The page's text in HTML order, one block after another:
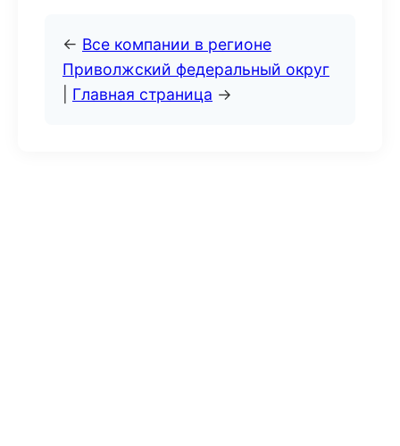
← Все компании в регионе
Приволжский федеральный округ
Главная страница →